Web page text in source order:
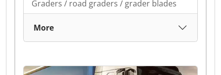
Graders / road graders / grader blades
More